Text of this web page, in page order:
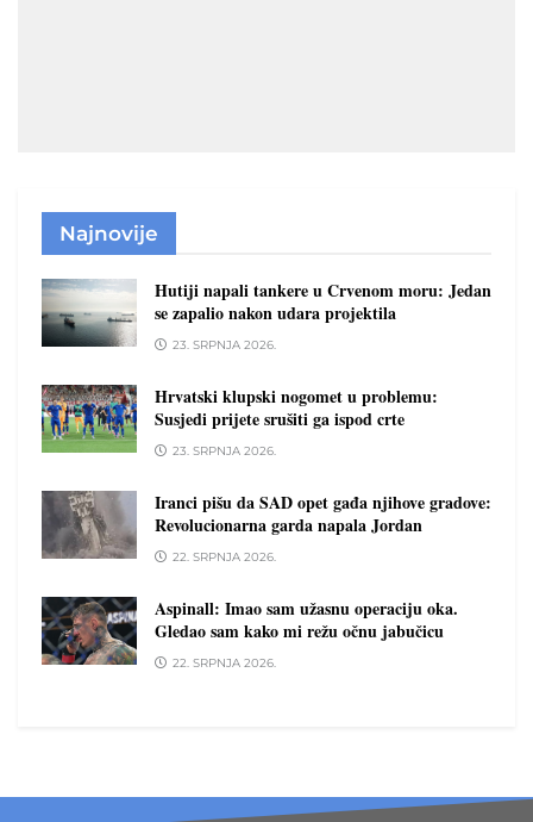
Najnovije
Hutiji napali tankere u Crvenom moru: Jedan
se zapalio nakon udara projektila
23. SRPNJA 2026.
Hrvatski klupski nogomet u problemu:
Susjedi prijete srušiti ga ispod crte
23. SRPNJA 2026.
Iranci pišu da SAD opet gađa njihove gradove:
Revolucionarna garda napala Jordan
22. SRPNJA 2026.
Aspinall: Imao sam užasnu operaciju oka.
Gledao sam kako mi režu očnu jabučicu
22. SRPNJA 2026.